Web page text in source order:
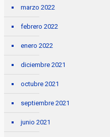
marzo 2022
febrero 2022
enero 2022
diciembre 2021
octubre 2021
septiembre 2021
junio 2021